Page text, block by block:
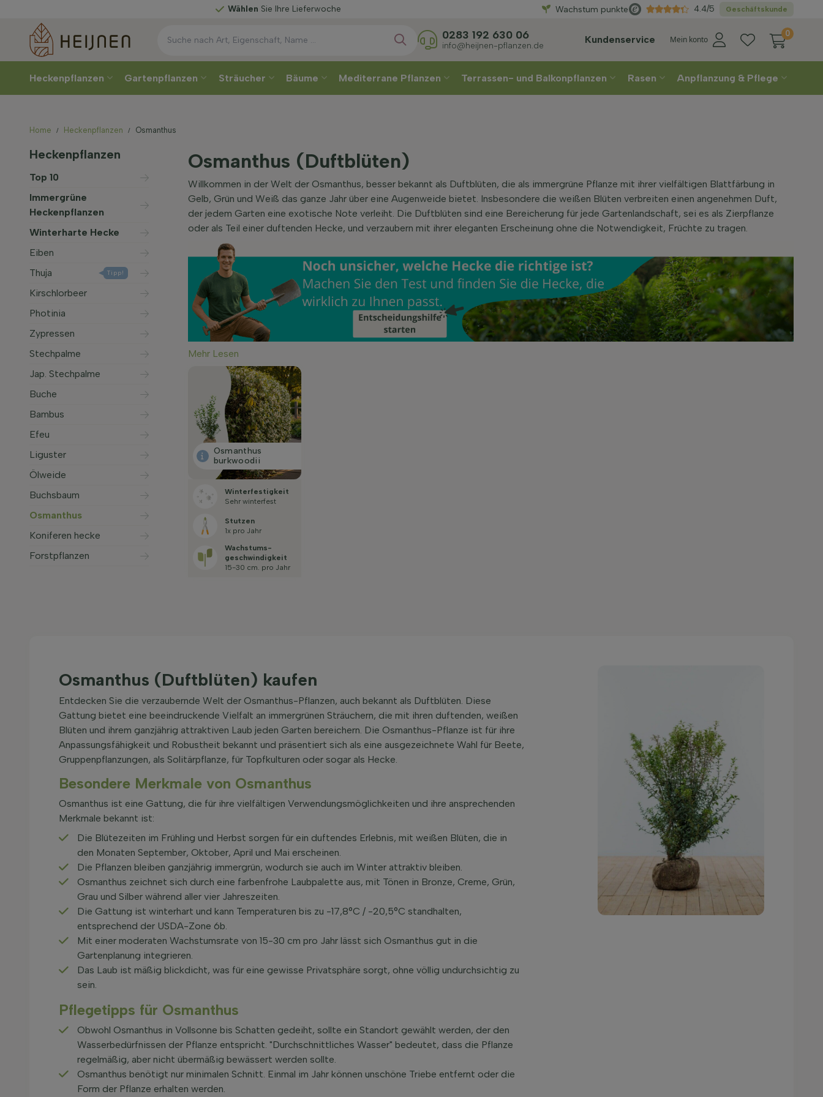
Sie Ihre Lieferwoche Direktaus der
Wachstum punkte Geschäftskunde
4.4/5
Kundenservice Mein konto
0
0283 192 630 06
info@heijnen-pflanzen.de
Heckenpflanzen Gartenpflanzen Sträucher Bäume Mediterrane Pflanzen Terrassen- und Balkonpflanzen Rasen Anpflanzung & Pflege
Home Heckenpflanzen Osmanthus
Heckenpflanzen
Top 10
Immergrüne
Heckenpflanzen
Winterharte Hecke
Eiben
Thuja
Tipp!
Kirschlorbeer
Photinia
Zypressen
Stechpalme
Jap. Stechpalme
Buche
Bambus
Efeu
Liguster
Ölweide
Buchsbaum
Osmanthus
Koniferen hecke
Forstpflanzen
Osmanthus (Duftblüten)
Willkommen in der Welt der Osmanthus, besser bekannt als Duftblüten, die als immergrüne Pflanze mit ihrer vielfältigen Blattfärbung in
Gelb, Grün und Weiß das ganze Jahr über eine Augenweide bietet. Insbesondere die weißen Blüten verbreiten einen angenehmen Duft,
der jedem Garten eine exotische Note verleiht. Die Duftblüten sind eine Bereicherung für jede Gartenlandschaft, sei es als Zierpflanze
oder als Teil einer duftenden Hecke, und verzaubern mit ihrer eleganten Erscheinung ohne die Notwendigkeit, Früchte zu tragen.
Mehr Lesen
Osmanthus
burkwoodii
Winterfestigkeit
Sehr winterfest
Stutzen
1x pro Jahr
Wachstums­
geschwindigkeit
15-30 cm. pro Jahr
Osmanthus (Duftblüten) kaufen
Entdecken Sie die verzaubernde Welt der Osmanthus-Pflanzen, auch bekannt als Duftblüten. Diese
Gattung bietet eine beeindruckende Vielfalt an immergrünen Sträuchern, die mit ihren duftenden, weißen
Blüten und ihrem ganzjährig attraktiven Laub jeden Garten bereichern. Die Osmanthus-Pflanze ist für ihre
Anpassungsfähigkeit und Robustheit bekannt und präsentiert sich als eine ausgezeichnete Wahl für Beete,
Gruppenpflanzungen, als Solitärpflanze, für Topfkulturen oder sogar als Hecke.
Besondere Merkmale von Osmanthus
Osmanthus ist eine Gattung, die für ihre vielfältigen Verwendungsmöglichkeiten und ihre ansprechenden
Merkmale bekannt ist:
Die Blütezeiten im Frühling und Herbst sorgen für ein duftendes Erlebnis, mit weißen Blüten, die in
den Monaten September, Oktober, April und Mai erscheinen.
Die Pflanzen bleiben ganzjährig immergrün, wodurch sie auch im Winter attraktiv bleiben.
Osmanthus zeichnet sich durch eine farbenfrohe Laubpalette aus, mit Tönen in Bronze, Creme, Grün,
Grau und Silber während aller vier Jahreszeiten.
Die Gattung ist winterhart und kann Temperaturen bis zu -17,8°C / -20,5°C standhalten,
entsprechend der USDA-Zone 6b.
Mit einer moderaten Wachstumsrate von 15-30 cm pro Jahr lässt sich Osmanthus gut in die
Gartenplanung integrieren.
Das Laub ist mäßig blickdicht, was für eine gewisse Privatsphäre sorgt, ohne völlig undurchsichtig zu
sein.
Pflegetipps für Osmanthus
Obwohl Osmanthus in Vollsonne bis Schatten gedeiht, sollte ein Standort gewählt werden, der den
Wasserbedürfnissen der Pflanze entspricht. "Durchschnittliches Wasser" bedeutet, dass die Pflanze
regelmäßig, aber nicht übermäßig bewässert werden sollte.
Osmanthus benötigt nur minimalen Schnitt. Einmal im Jahr können unschöne Triebe entfernt oder die
Form der Pflanze erhalten werden.